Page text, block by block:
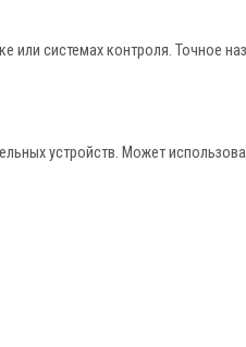
системах контроля. Точное
устройств. Может